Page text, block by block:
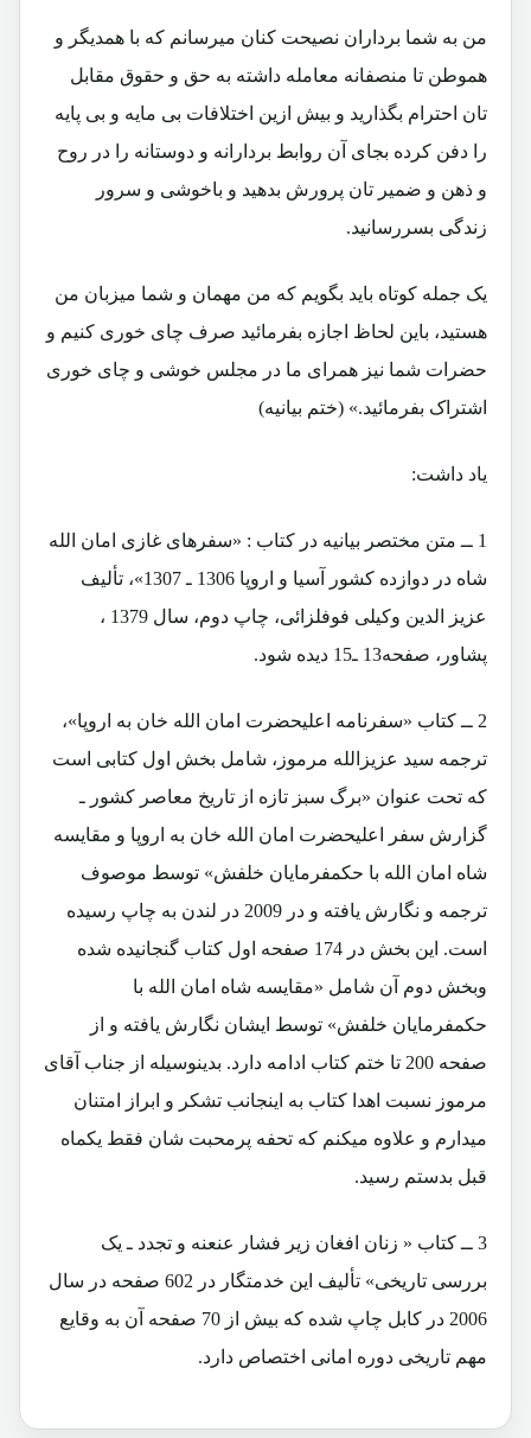
من به شما برداران نصیحت کنان میرسانم که با همدیگر و
هموطن تا منصفانه معامله داشته به حق و حقوق مقابل
تان احترام بگذارید و بیش ازین اختلافات بی مایه و بی پایه
را دفن کرده بجای آن روابط بردارانه و دوستانه را در روح
و ذهن و ضمیر تان پرورش بدهید و باخوشی و سرور
زندگی بسررسانید.
یک جمله کوتاه باید بگویم که من مهمان و شما میزبان من
هستید، باین لحاظ اجازه بفرمائید صرف چای خوری کنیم و
حضرات شما نیز همرای ما در مجلس خوشی و چای خوری
اشتراک بفرمائید.» (ختم بیانیه)
یاد داشت:
1 ــ متن مختصر بیانیه در کتاب : «سفرهای غازی امان الله
شاه در دوازده کشور آسیا و اروپا 1306 ـ 1307»، تألیف
عزیز الدین وکیلی فوفلزائی، چاپ دوم، سال 1379 ،
پشاور، صفحه13 ـ15 دیده شود.
2 ــ کتاب «سفرنامه اعلیحضرت امان الله خان به اروپا»،
ترجمه سید عزیزالله مرموز، شامل بخش اول کتابی است
که تحت عنوان «برگ سبز تازه از تاریخ معاصر کشور ـ
گزارش سفر اعلیحضرت امان الله خان به اروپا و مقایسه
شاه امان الله با حکمفرمایان خلفش» توسط موصوف
ترجمه و نگارش یافته و در 2009 در لندن به چاپ رسیده
است. این بخش در 174 صفحه اول کتاب گنجانیده شده
وبخش دوم آن شامل «مقایسه شاه امان الله با
حکمفرمایان خلفش» توسط ایشان نگارش یافته و از
صفحه 200 تا ختم کتاب ادامه دارد. بدینوسیله از جناب آقای
مرموز نسبت اهدا کتاب به اینجانب تشکر و ابراز امتنان
میدارم و علاوه میکنم که تحفه پرمحبت شان فقط یکماه
قبل بدستم رسید.
3 ــ کتاب « زنان افغان زیر فشار عنعنه و تجدد ـ یک
بررسی تاریخی» تألیف این خدمتگار در 602 صفحه در سال
2006 در کابل چاپ شده که بیش از 70 صفحه آن به وقایع
مهم تاریخی دوره امانی اختصاص دارد.